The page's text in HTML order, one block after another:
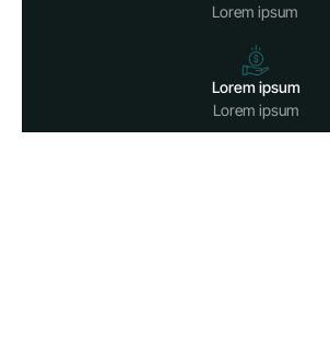
Lorem ipsum
Lorem ipsum
Lorem ipsum